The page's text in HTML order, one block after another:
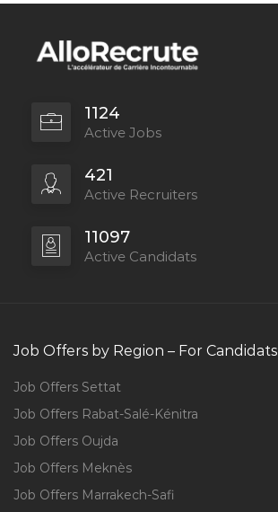
1124
Active Jobs
421
Active Recruiters
11097
Active Candidats
Job Offers by Region – For Candidats
Job Offers Settat
Job Offers Rabat-Salé-Kénitra
Job Offers Oujda
Job Offers Meknès
Job Offers Marrakech-Safi